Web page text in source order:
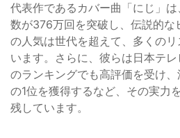
代表作であるカバー曲「にじ」
数が376万回を突破し、伝説的な
の人気は世代を超えて、多くの
います。さらに、彼らは日本テレ
のランキングでも高評価を受け
の1位を獲得するなど、その実力
残しています。